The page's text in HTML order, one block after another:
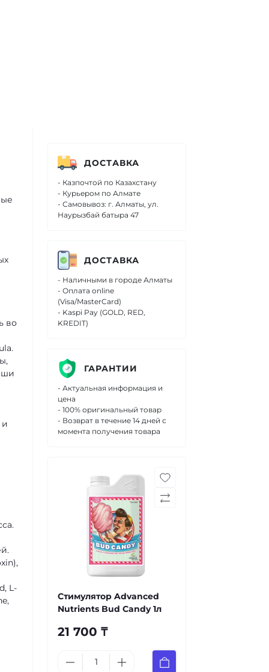
во
.
и
L-
ДОСТАВКА
- Казпочтой по Казахстану
- Курьером по Алмате
- Самовывоз: г. Алматы, ул.
Наурызбай батыра 47
ДОСТАВКА
- Наличными в городе Алматы
- Оплата online
(Visa/MasterCard)
- Kaspi Pay (GOLD, RED,
KREDIT)
ГАРАНТИИ
- Актуальная информация и
цена
- 100% оригинальный товар
- Возврат в течение 14 дней с
момента получения товара
Стимулятор Advanced
Nutrients Bud Candy 1л
21 700 ₸